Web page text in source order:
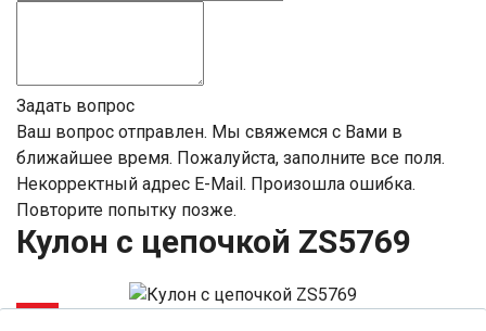
Задать вопрос
Ваш вопрос отправлен. Мы свяжемся с Вами в
ближайшее время. Пожалуйста, заполните все поля.
Некорректный адрес E-Mail. Произошла ошибка.
Повторите попытку позже.
Кулон с цепочкой ZS5769
-5%